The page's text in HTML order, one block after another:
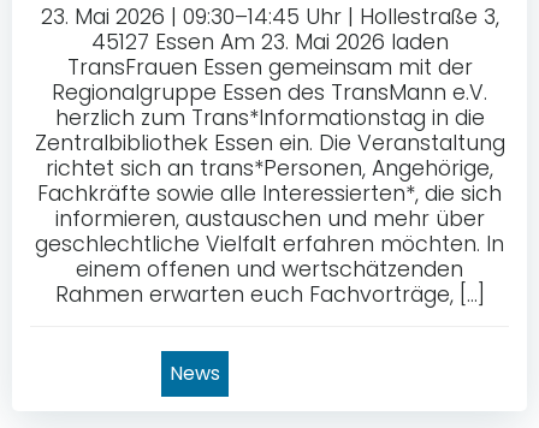
23. Mai 2026 | 09:30–14:45 Uhr | Hollestraße 3,
45127 Essen Am 23. Mai 2026 laden
TransFrauen Essen gemeinsam mit der
Regionalgruppe Essen des TransMann e.V.
herzlich zum Trans*Informationstag in die
Zentralbibliothek Essen ein. Die Veranstaltung
richtet sich an trans*Personen, Angehörige,
Fachkräfte sowie alle Interessierten*, die sich
informieren, austauschen und mehr über
geschlechtliche Vielfalt erfahren möchten. In
einem offenen und wertschätzenden
Rahmen erwarten euch Fachvorträge, […]
News